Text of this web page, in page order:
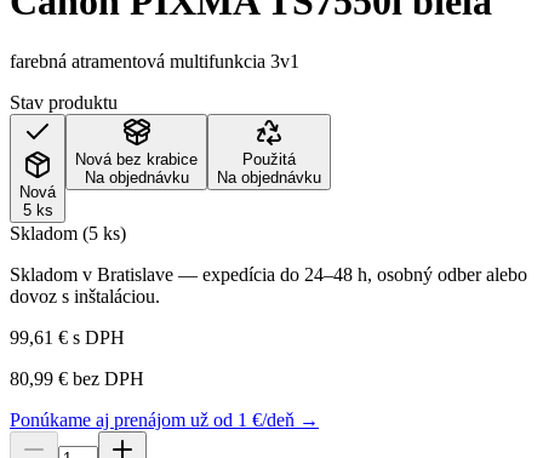
farebná atramentová multifunkcia 3v1
Stav produktu
Nová
5 ks
Nová bez krabice
Na objednávku
Použitá
Na objednávku
Skladom (5 ks)
Skladom v Bratislave — expedícia do 24–48 h, osobný odber alebo
dovoz s inštaláciou.
99,61 € s DPH
80,99 € bez DPH
Ponúkame aj prenájom už od 1 €/deň →